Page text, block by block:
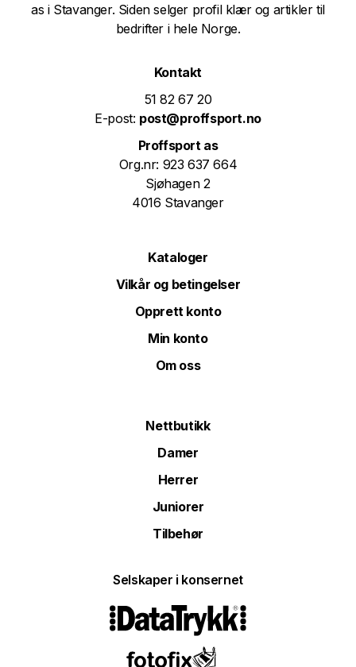
as i Stavanger. Siden selger profil klær og artikler til
bedrifter i hele Norge.
Kontakt
51 82 67 20
E-post: post@proffsport.no
Proffsport as
Org.nr: 923 637 664
Sjøhagen 2
4016 Stavanger
Kataloger
Vilkår og betingelser
Opprett konto
Min konto
Om oss
Nettbutikk
Damer
Herrer
Juniorer
Tilbehør
Selskaper i konsernet